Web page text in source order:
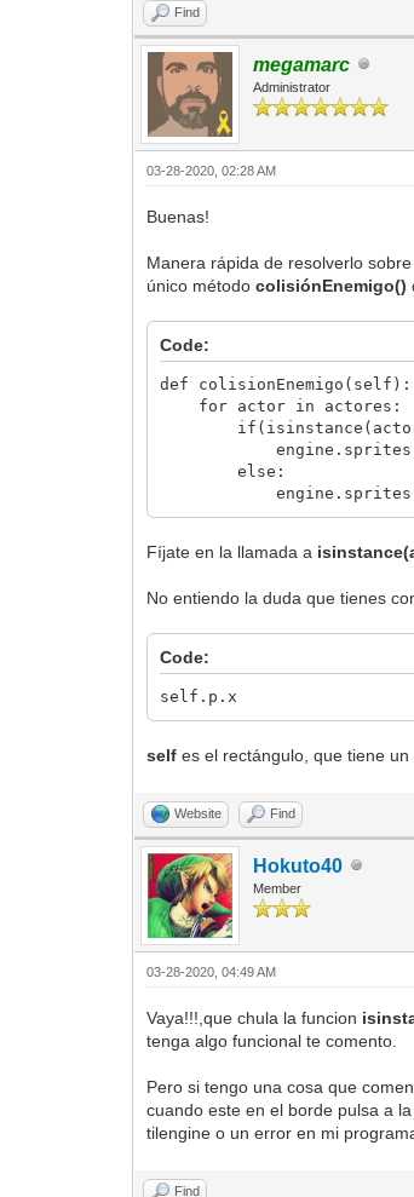
Find
megamarc
Administrator
03-28-2020, 02:28 AM
Buenas!
Manera rápida de resolverlo
único métodocolisiónEnemigo()
Code:
def colisionEnemigo(self):
for actor in actores:
else:
Fíjate en la llamada a
No entiendo la duda que tienes
Code:
self.p.x
self es el rectángulo, que tiene
Website Find
Hokuto40
Member
03-28-2020, 04:49 AM
Vaya!!!,que chula la funcion
tenga algo funcional te comento.
Pero si tengo una cosa que
cuando este en el borde pulsa a
tilengine o un error en mi
Find